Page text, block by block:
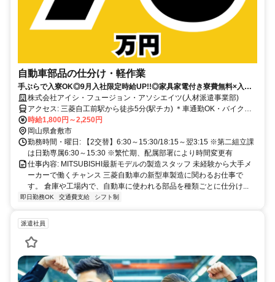
自動車部品の仕分け・軽作業
手ぶらで入寮OK◎9月入社限定時給UP!!◎家具家電付き寮費無料×入社
祝い金70万円｜三菱自動車
株式会社アイシ・フュージョン・アソシエイツ(人材派遣事業部)
アクセス: 三菱自工前駅から徒歩5分(駅チカ) ＊車通勤OK・バイク通
勤OK(無料P有)
時給1,800円～2,250円
岡山県倉敷市
勤務時間・曜日: 【2交替】6:30～15:30/18:15～翌3:15 ※第二組立課
は日勤専属6:30～15:30 ※繁忙期、配属部署により時間変更有
仕事内容: MITSUBISHI最新モデルの製造スタッフ 未経験から大手メ
ーカーで働くチャンス 三菱自動車の新型車製造に関わるお仕事で
す。 倉庫や工場内で、自動車に使われる部品を種類ごとに仕分け...
即日勤務OK 交通費支給 シフト制
派遣社員